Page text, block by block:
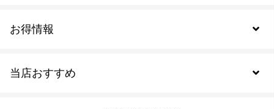
当店おすすめ
お得情報
会員規約について